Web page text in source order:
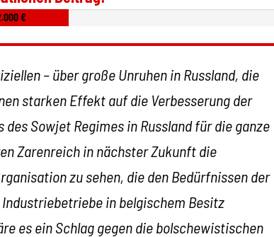
€
– über große Unruhen in Russland, die
starken Effekt auf die Verbesserung der
Sowjet Regimes in Russland für die ganze
Zarenreich in nächster Zukunft die
zu sehen, die den Bedürfnissen der
in belgischem Besitz
es ein Schlag gegen die bolschewistischen